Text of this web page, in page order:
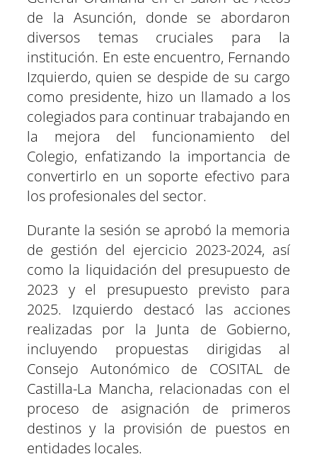
de la Asunción, donde se abordaron
diversos temas cruciales para la
institución. En este encuentro, Fernando
Izquierdo, quien se despide de su cargo
como presidente, hizo un llamado a los
colegiados para continuar trabajando en
la mejora del funcionamiento del
Colegio, enfatizando la importancia de
convertirlo en un soporte efectivo para
los profesionales del sector.
Durante la sesión se aprobó la memoria
de gestión del ejercicio 2023-2024, así
como la liquidación del presupuesto de
2023 y el presupuesto previsto para
2025. Izquierdo destacó las acciones
realizadas por la Junta de Gobierno,
incluyendo propuestas dirigidas al
Consejo Autonómico de COSITAL de
Castilla-La Mancha, relacionadas con el
proceso de asignación de primeros
destinos y la provisión de puestos en
entidades locales.